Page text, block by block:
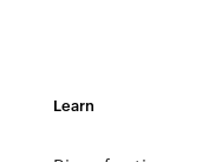
Learn